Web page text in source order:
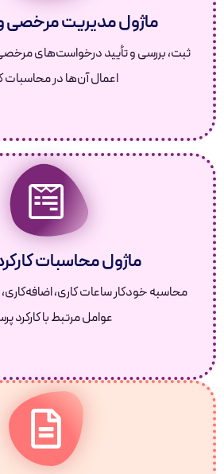
ماژول مدیریت مرخصی
ثبت، بررسی و تأیید درخواست‌های
اعمال آن‌ها در محاسبات
ماژول محاسبات
محاسبه خودکار ساعات کاری،
عوامل مرتبط با کارکرد